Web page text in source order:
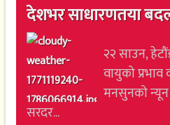
देशभर साधारणतया
२२ साउन,
वायुको
मनसुनको न्यून
सरदर...